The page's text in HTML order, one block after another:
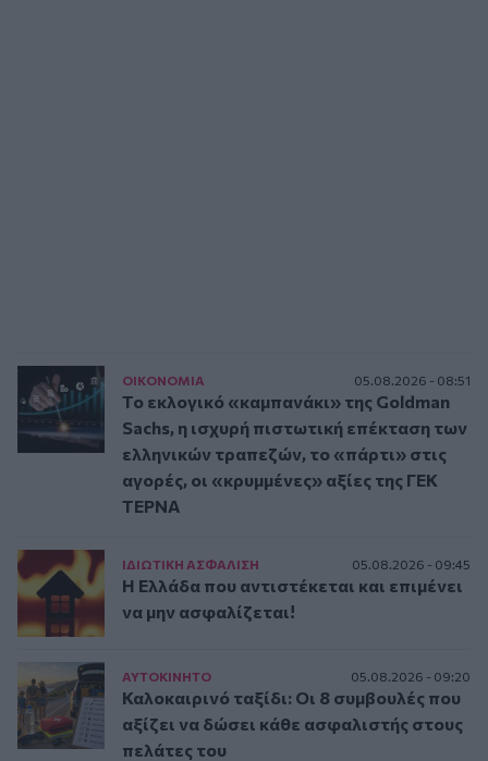
ΟΙΚΟΝΟΜΙΑ 05.08.2026 - 08:51
Το εκλογικό «καμπανάκι» της Goldman
Sachs, η ισχυρή πιστωτική επέκταση των
ελληνικών τραπεζών, το «πάρτι» στις
αγορές, οι «κρυμμένες» αξίες της ΓΕΚ
ΤΕΡΝΑ
ΙΔΙΩΤΙΚΗ ΑΣΦAΛΙΣΗ 05.08.2026 - 09:45
Η Ελλάδα που αντιστέκεται και επιμένει
να μην ασφαλίζεται!
ΑΥΤΟΚΙΝΗΤΟ 05.08.2026 - 09:20
Καλοκαιρινό ταξίδι: Οι 8 συμβουλές που
αξίζει να δώσει κάθε ασφαλιστής στους
πελάτες του